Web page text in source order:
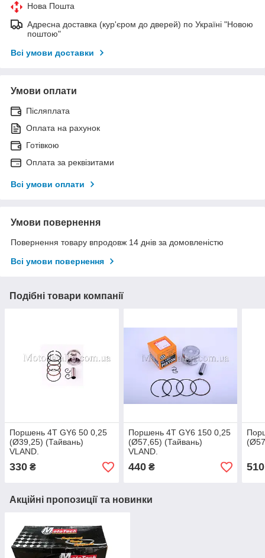
Нова Пошта
Адресна доставка (кур'єром до дверей) по Україні "Новою
поштою"
Всі умови доставки
Умови оплати
Післяплата
Оплата на рахунок
Готівкою
Оплата за реквізитами
Всі умови оплати
Умови повернення
Повернення товару впродовж 14 днів за домовленістю
Всі умови повернення
Подібні товари компанії
Поршень 4T GY6 50 0,25
(Ø39,25) (Тайвань)
VLAND.
330 ₴
Поршень 4T GY6 150 0,25
(Ø57,65) (Тайвань)
VLAND.
440₴ 510
Акційні пропозиції та новинки